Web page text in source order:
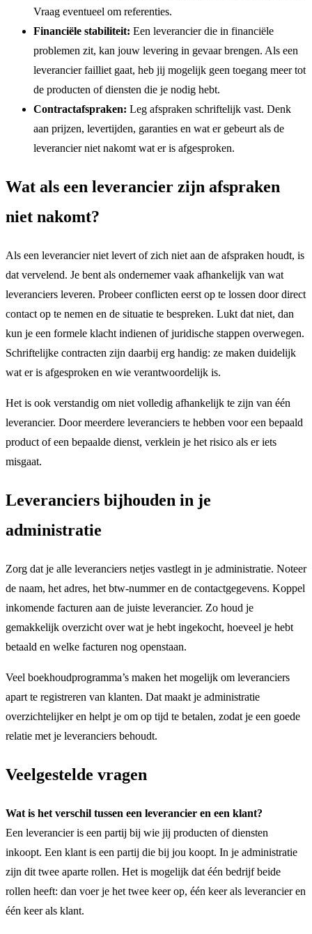
Vraag eventueel om referenties.
Financiële stabiliteit: Een leverancier die in financiële
problemen zit, kan jouw levering in gevaar brengen. Als een
leverancier failliet gaat, heb jij mogelijk geen toegang meer tot
de producten of diensten die je nodig hebt.
Contractafspraken: Leg afspraken schriftelijk vast. Denk
aan prijzen, levertijden, garanties en wat er gebeurt als de
leverancier niet nakomt wat er is afgesproken.
Wat als een leverancier zijn afspraken
niet nakomt?
Als een leverancier niet levert of zich niet aan de afspraken houdt, is
dat vervelend. Je bent als ondernemer vaak afhankelijk van wat
leveranciers leveren. Probeer conflicten eerst op te lossen door direct
contact op te nemen en de situatie te bespreken. Lukt dat niet, dan
kun je een formele klacht indienen of juridische stappen overwegen.
Schriftelijke contracten zijn daarbij erg handig: ze maken duidelijk
wat er is afgesproken en wie verantwoordelijk is.
Het is ook verstandig om niet volledig afhankelijk te zijn van één
leverancier. Door meerdere leveranciers te hebben voor een bepaald
product of een bepaalde dienst, verklein je het risico als er iets
misgaat.
Leveranciers bijhouden in je
administratie
Zorg dat je alle leveranciers netjes vastlegt in je administratie. Noteer
de naam, het adres, het btw-nummer en de contactgegevens. Koppel
inkomende facturen aan de juiste leverancier. Zo houd je
gemakkelijk overzicht over wat je hebt ingekocht, hoeveel je hebt
betaald en welke facturen nog openstaan.
Veel boekhoudprogramma’s maken het mogelijk om leveranciers
apart te registreren van klanten. Dat maakt je administratie
overzichtelijker en helpt je om op tijd te betalen, zodat je een goede
relatie met je leveranciers behoudt.
Veelgestelde vragen
Wat is het verschil tussen een leverancier en een klant?
Een leverancier is een partij bij wie jij producten of diensten
inkoopt. Een klant is een partij die bij jou koopt. In je administratie
zijn dit twee aparte rollen. Het is mogelijk dat één bedrijf beide
rollen heeft: dan voer je het twee keer op, één keer als leverancier en
één keer als klant.